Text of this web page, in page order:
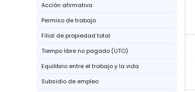
Acción afirmativa
Permiso de trabajo
Filial de propiedad total
Tiempo libre no pagado (UTO)
Equilibrio entre el trabajo y la vida
Subsidio de empleo